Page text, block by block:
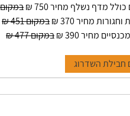
מדף נשלף מחיר 750 ₪
במקום 916
מחיר 370 ₪
במקום 451 ₪
מחיר 390 ₪
במקום 477 ₪
חבילת השדרוג